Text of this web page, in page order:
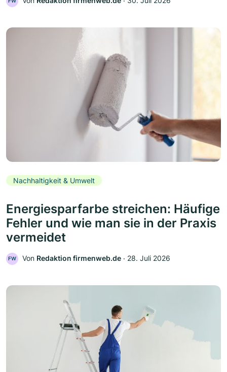
Nachhaltigkeit & Umwelt
Energiesparfarbe streichen: Häufige
Fehler und wie man sie in der Praxis
vermeidet
FW Von Redaktion firmenweb.de ‧ 28. Juli 2026